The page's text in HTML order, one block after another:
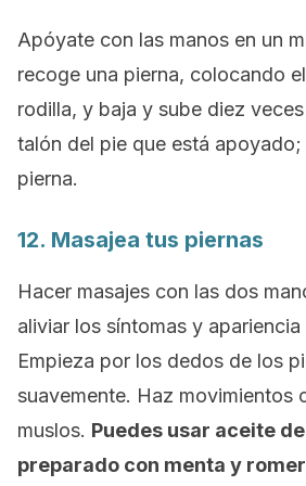
Apóyate con las manos en un
recoge una pierna, colocando
rodilla, y baja y sube diez
talón del pie que está
pierna.
12. Masajea tus piernas
Hacer masajes con las dos
aliviar los síntomas y
Empieza por los dedos de los
suavemente. Haz movimientos
muslos. Puedes usar aceite
preparado con menta y